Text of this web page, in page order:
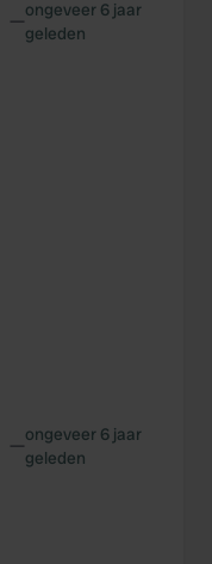
—ongeveer 6 jaar
geleden
—ongeveer 6 jaar
geleden